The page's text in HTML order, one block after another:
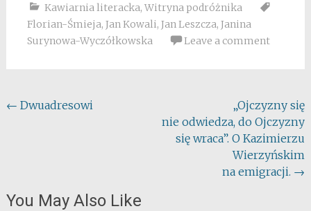
Kawiarnia literacka, Witryna podróżnika
Florian-Śmieja, Jan Kowali, Jan Leszcza, Janina
Surynowa-Wyczółkowska
Leave a comment
Post
← Dwuadresowi
„Ojczyzny się
nie odwiedza, do Ojczyzny
się wraca”. O Kazimierzu
Wierzyńskim
na emigracji. →
You May Also Like